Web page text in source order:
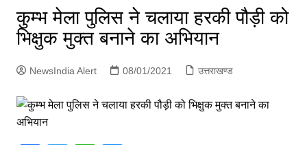
कुम्भ मेला पुलिस ने चलाया हरकी पौड़ी को
भिक्षुक मुक्त बनाने का अभियान
NewsIndia Alert 08/01/2021 उत्तराखण्ड
p
g